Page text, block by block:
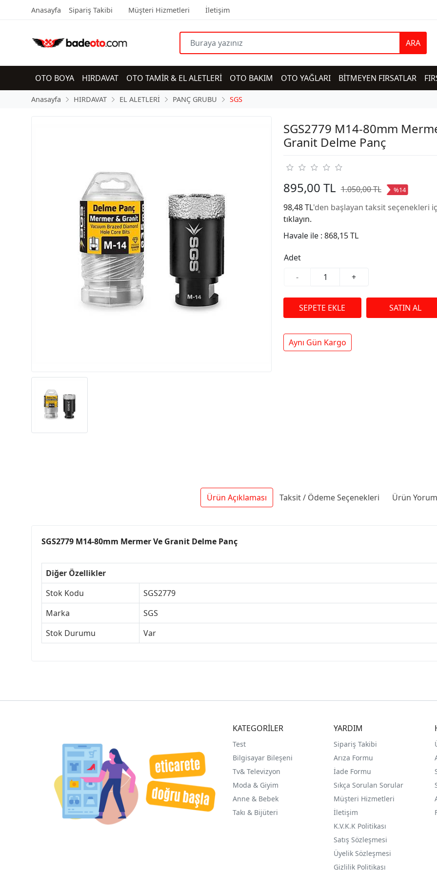
Anasayfa Sipariş Takibi Müşteri Hizmetleri İletişim
ARA
OTO BOYA HIRDAVAT OTO TAMİR & EL ALETLERİ OTO BAKIM OTO YAĞLARI BİTMEYEN FIRSATLAR
Anasayfa HIRDAVAT EL ALETLERİ PANÇ GRUBU SGS
SGS2779 M14-80mm
Granit Delme Panç
895,00 TL 1.050,00 TL %14
98,48 TL'den başlayan taksit seçenekleri
tıklayın.
Havale ile : 868,15 TL
Adet
-
+
Aynı Gün Kargo
Ürün Açıklaması Taksit / Ödeme Seçenekleri Ürün
SGS2779 M14-80mm Mermer Ve Granit Delme Panç
Diğer Özellikler
Stok Kodu
SGS2779
Marka
SGS
Stok Durumu
Var
KATEGORİLER
Test
Bilgisayar Bileşeni
Tv& Televizyon
Moda & Giyim
Anne & Bebek
Takı & Bijüteri
YARDIM
Sipariş Takibi
Arıza Formu
İade Formu
Sıkça Sorulan Sorular
Müşteri Hizmetleri
İletişim
K.V.K.K Politikası
Satış Sözleşmesi
Üyelik Sözleşmesi
Gizlilik Politikası